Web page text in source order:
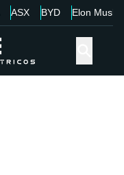
ASX BYD Elon Musk